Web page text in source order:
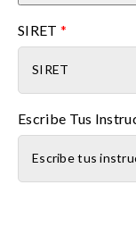
SIRET *
Escribe Tus